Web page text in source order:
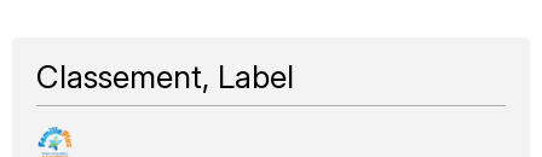
Classement, Label